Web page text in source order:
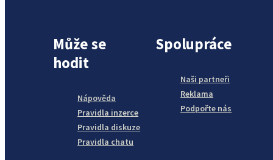
Může se
hodit
Nápověda
Pravidla inzerce
Pravidla diskuze
Pravidla chatu
Spolupráce
Naši partneři
Reklama
Podpořte nás